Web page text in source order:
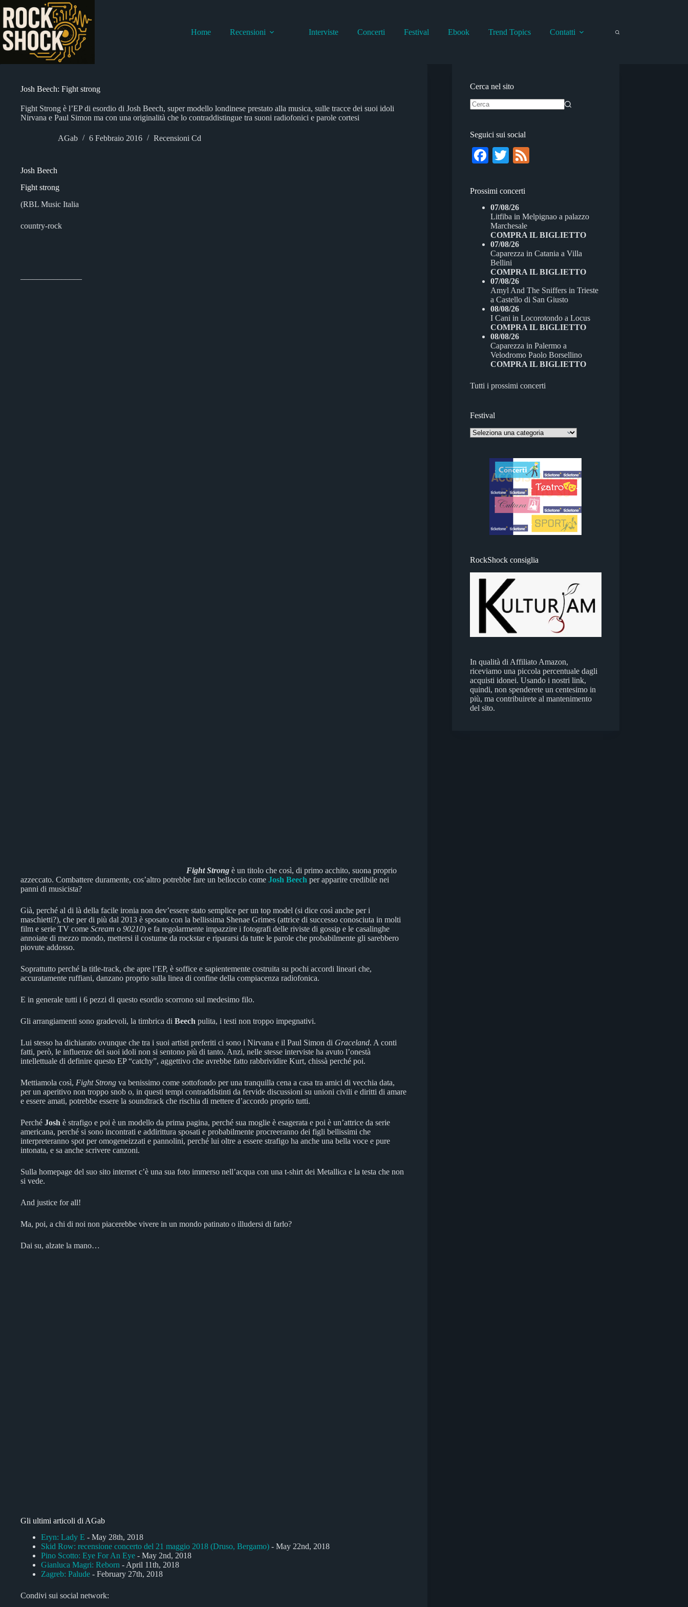
contenuto
Home
Recensioni Interviste Concerti Festival Ebook Trend Topics Contatti
Josh Beech: Fight strong
Fight Strong è l’EP di esordio di Josh Beech, super modello londinese prestato alla musica, sulle tracce dei suoi idoli
Nirvana e Paul Simon ma con una originalità che lo contraddistingue tra suoni radiofonici e parole cortesi
AGab 6 Febbraio 2016 Recensioni Cd
Josh Beech
Fight strong
(RBL Music Italia
country-rock
Fight Strong è un titolo che così, di primo acchito, suona proprio
azzeccato. Combattere duramente, cos’altro potrebbe fare un belloccio come Josh Beech per apparire credibile nei
panni di musicista?
Già, perché al di là della facile ironia non dev’essere stato semplice per un top model (si dice così anche per i
maschietti?), che per di più dal 2013 è sposato con la bellissima Shenae Grimes (attrice di successo conosciuta in molti
film e serie TV come Scream o 90210) e fa regolarmente impazzire i fotografi delle riviste di gossip e le casalinghe
annoiate di mezzo mondo, mettersi il costume da rockstar e ripararsi da tutte le parole che probabilmente gli sarebbero
piovute addosso.
Soprattutto perché la title-track, che apre l’EP, è soffice e sapientemente costruita su pochi accordi lineari che,
accuratamente ruffiani, danzano proprio sulla linea di confine della compiacenza radiofonica.
E in generale tutti i 6 pezzi di questo esordio scorrono sul medesimo filo.
Gli arrangiamenti sono gradevoli, la timbrica di Beech pulita, i testi non troppo impegnativi.
Lui stesso ha dichiarato ovunque che tra i suoi artisti preferiti ci sono i Nirvana e il Paul Simon di Graceland. A conti
fatti, però, le influenze dei suoi idoli non si sentono più di tanto. Anzi, nelle stesse interviste ha avuto l’onestà
intellettuale di definire questo EP “catchy”, aggettivo che avrebbe fatto rabbrividire Kurt, chissà perché poi.
Mettiamola così, Fight Strong va benissimo come sottofondo per una tranquilla cena a casa tra amici di vecchia data,
per un aperitivo non troppo snob o, in questi tempi contraddistinti da fervide discussioni su unioni civili e diritti di amare
e essere amati, potrebbe essere la soundtrack che rischia di mettere d’accordo proprio tutti.
Perché Josh è strafigo e poi è un modello da prima pagina, perché sua moglie è esagerata e poi è un’attrice da serie
americana, perché si sono incontrati e addirittura sposati e probabilmente procreeranno dei figli bellissimi che
interpreteranno spot per omogeneizzati e pannolini, perché lui oltre a essere strafigo ha anche una bella voce e pure
intonata, e sa anche scrivere canzoni.
Sulla homepage del suo sito internet c’è una sua foto immerso nell’acqua con una t-shirt dei Metallica e la testa che non
si vede.
And justice for all!
Ma, poi, a chi di noi non piacerebbe vivere in un mondo patinato o illudersi di farlo?
Dai su, alzate la mano…
Gli ultimi articoli di AGab
Eryn: Lady E - May 28th, 2018
Skid Row: recensione concerto del 21 maggio 2018 (Druso, Bergamo) - May 22nd, 2018
Pino Scotto: Eye For An Eye - May 2nd, 2018
Gianluca Magri: Reborn - April 11th, 2018
Zagreb: Palude - February 27th, 2018
Condivi sui social network:
Cerca nel sito
Seguici sui social
Fa
bo
ok
T
tte
r
Prossimi concerti
07/08/26
Litfiba inMelpignao a palazzo
Marchesale
COMPRA IL BIGLIETTO
07/08/26
Caparezza inCatania a Villa
Bellini
COMPRA IL BIGLIETTO
07/08/26
Amyl And The Sniffers inTrieste
a Castello di San Giusto
08/08/26
I Cani inLocorotondo a Locus
COMPRA IL BIGLIETTO
08/08/26
Caparezza inPalermo a
Velodromo Paolo Borsellino
COMPRA IL BIGLIETTO
Tutti i prossimi concerti
Festival
RockShock consiglia
In qualità di Affiliato Amazon,
riceviamo una piccola percentuale dagli
acquisti idonei. Usando i nostri link,
quindi, non spenderete un centesimo in
più, ma contribuirete al mantenimento
del sito.